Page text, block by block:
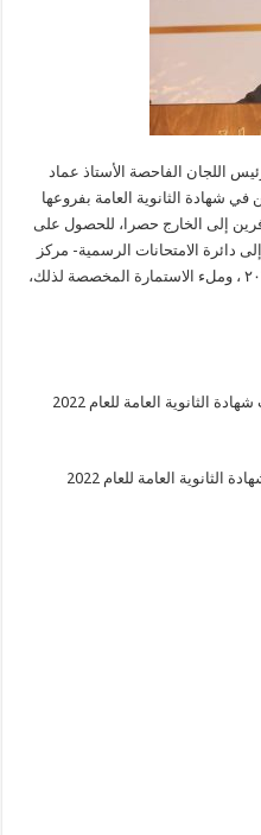
رئيس اللجان الفاحصة الأستاذ عماد
شهادة الثانوية العامة بفروعها
العام ٢٠٢٢، المسافرين إلى الخارج حصرا، للحصول على
دائرة الامتحانات الرسمية- مركز
بئر حسن، وذلك يوم الاثنين في ٨ آب ٢٠٢٢ ، وملء الاستمارة المخصصة لذلك،
الموضوع: طلب إفادة نجاح في امتحانات شهادة الثانوية العامة للعام 2022
أرجو إعطائي إفادة نجاح في امتحانات شهادة الثانوية العامة للعام 2022